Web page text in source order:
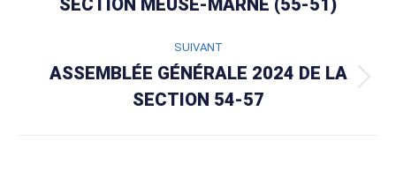
précédent
SECTION MEUSE-MARNE (55-51)
SUIVANT
suivant
ASSEMBLÉE GÉNÉRALE 2024 DE LA
SECTION 54-57